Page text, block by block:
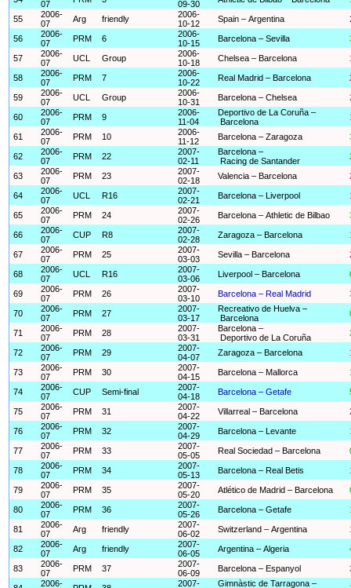
07
09-30
55
2006-
07
Arg friendly
2006-
10-12
Spain – Argentina
56
2006-
07
PRM 6
2006-
10-15
Barcelona – Sevilla
57
2006-
07
UCL Group
2006-
10-18
Chelsea – Barcelona
58
2006-
07
PRM 7
2006-
10-22
Real Madrid – Barcelona
59
2006-
07
UCL Group
2006-
10-31
Barcelona – Chelsea
60
2006-
07
PRM 9
2006-
11-04
Deportivo de La Coruña –
Barcelona
61
2006-
07
PRM 10
2006-
11-12
Barcelona – Zaragoza
62
2006-
07
PRM 22
2007-
02-11
Barcelona –
Racing de Santander
63
2006-
07
PRM 23
2007-
02-18
Valencia – Barcelona
64
2006-
07
UCL R16
2007-
02-21
Barcelona – Liverpool
65
2006-
07
PRM 24
2007-
02-26
Barcelona – Athletic de Bilbao
66
2006-
07
CUP R8
2007-
02-28
Zaragoza – Barcelona
67
2006-
07
PRM 25
2007-
03-03
Sevilla – Barcelona
68
2006-
07
UCL R16
2007-
03-06
Liverpool – Barcelona
69
2006-
07
PRM 26
2007-
03-10
Barcelona – Real Madrid
70
2006-
07
PRM 27
2007-
03-17
Recreativo de Huelva –
Barcelona
71
2006-
07
PRM 28
2007-
03-31
Barcelona –
Deportivo de La Coruña
72
2006-
07
PRM 29
2007-
04-07
Zaragoza – Barcelona
73
2006-
07
PRM 30
2007-
04-15
Barcelona – Mallorca
74
2006-
07
CUP Semi-final
2007-
04-18
Barcelona – Getafe
75
2006-
07
PRM 31
2007-
04-22
Villarreal – Barcelona
76
2006-
07
PRM 32
2007-
04-29
Barcelona – Levante
77
2006-
07
PRM 33
2007-
05-05
Real Sociedad – Barcelona
78
2006-
07
PRM 34
2007-
05-13
Barcelona – Real Betis
79
2006-
07
PRM 35
2007-
05-20
Atlético de Madrid – Barcelona
80
2006-
07
PRM 36
2007-
05-26
Barcelona – Getafe
81
2006-
07
Arg friendly
2007-
06-02
Switzerland – Argentina
82
2006-
07
Arg friendly
2007-
06-05
Argentina – Algeria
83
2006-
07
PRM 37
2007-
06-09
Barcelona – Espanyol
2006-
2007-
Gimnàstic de Tarragona –